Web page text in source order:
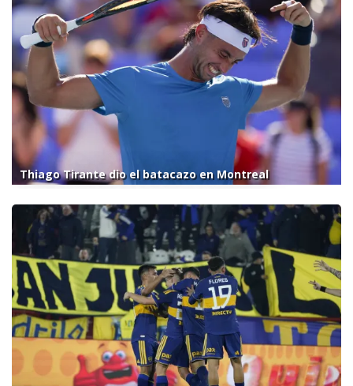
Thiago Tirante dio el batacazo en Montreal